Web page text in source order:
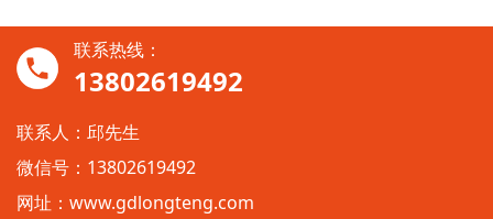
联系热线：
13802619492
联系人：邱先生
微信号：13802619492
网址： www.gdlongteng.com